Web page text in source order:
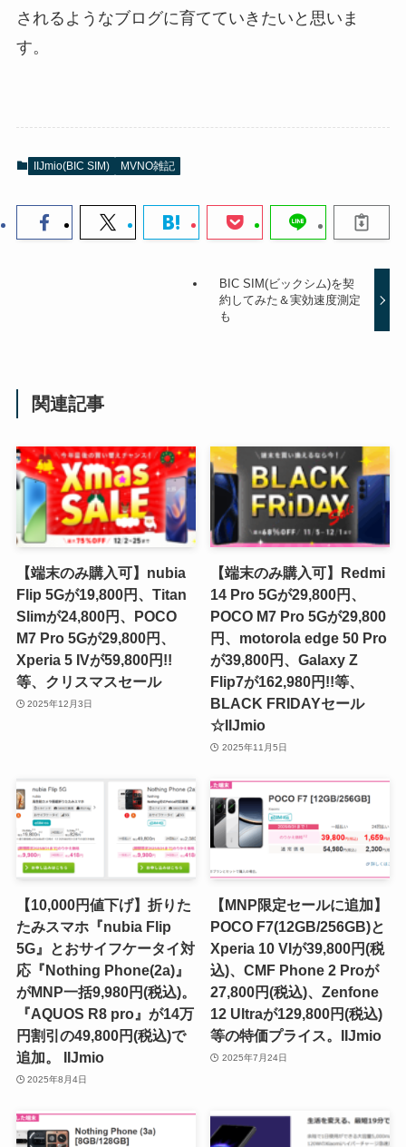
されるようなブログに育てていきたいと思いま
す。
IIJmio(BIC SIM) MVNO雑記
BIC SIM(ビックシム)を契
約してみた＆実効速度測定
も
関連記事
【端末のみ購入可】nubia
Flip 5Gが19,800円、Titan
Slimが24,800円、POCO
M7 Pro 5Gが29,800円、
Xperia 5 IVが59,800円!!
等、クリスマスセール
2025年12月3日
【端末のみ購入可】Redmi
14 Pro 5Gが29,800円、
POCO M7 Pro 5Gが29,800
円、motorola edge 50 Pro
が39,800円、Galaxy Z
Flip7が162,980円!!等、
BLACK FRIDAYセール
☆IIJmio
2025年11月5日
【10,000円値下げ】折りた
たみスマホ『nubia Flip
5G』とおサイフケータイ対
応『Nothing Phone(2a)』
がMNP一括9,980円(税込)。
『AQUOS R8 pro』が14万
円割引の49,800円(税込)で
追加。 IIJmio
2025年8月4日
【MNP限定セールに追加】
POCO F7(12GB/256GB)と
Xperia 10 VIが39,800円(税
込)、CMF Phone 2 Proが
27,800円(税込)、Zenfone
12 Ultraが129,800円(税込)
等の特価プライス。IIJmio
2025年7月24日